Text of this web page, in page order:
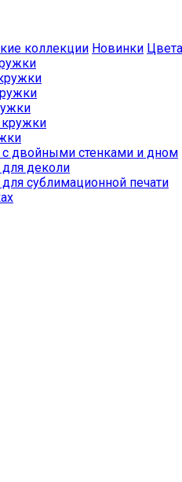
коллекции Новинки Цвета
двойными стенками и дном
деколи
сублимационной печати